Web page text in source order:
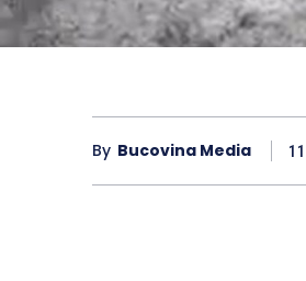
By Bucovina Media